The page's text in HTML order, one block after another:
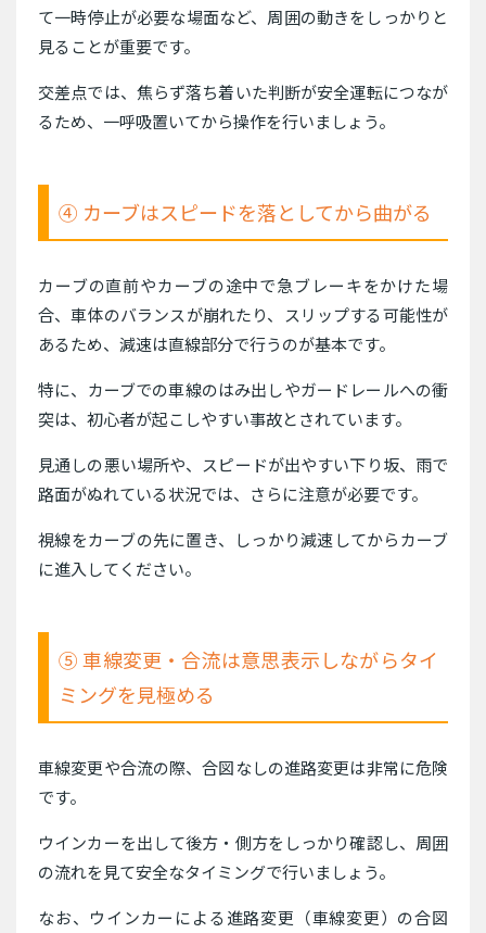
て一時停止が必要な場面など、周囲の動きをしっかりと
見ることが重要です。
交差点では、焦らず落ち着いた判断が安全運転につなが
るため、一呼吸置いてから操作を行いましょう。
④ カーブはスピードを落としてから曲がる
カーブの直前やカーブの途中で急ブレーキをかけた場
合、車体のバランスが崩れたり、スリップする可能性が
あるため、減速は直線部分で行うのが基本です。
特に、カーブでの車線のはみ出しやガードレールへの衝
突は、初心者が起こしやすい事故とされています。
見通しの悪い場所や、スピードが出やすい下り坂、雨で
路面がぬれている状況では、さらに注意が必要です。
視線をカーブの先に置き、しっかり減速してからカーブ
に進入してください。
⑤ 車線変更・合流は意思表示しながらタイ
ミングを見極める
車線変更や合流の際、合図なしの進路変更は非常に危険
です。
ウインカーを出して後方・側方をしっかり確認し、周囲
の流れを見て安全なタイミングで行いましょう。
なお、ウインカーによる進路変更（車線変更）の合図